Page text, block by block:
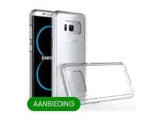
AANBIEDING